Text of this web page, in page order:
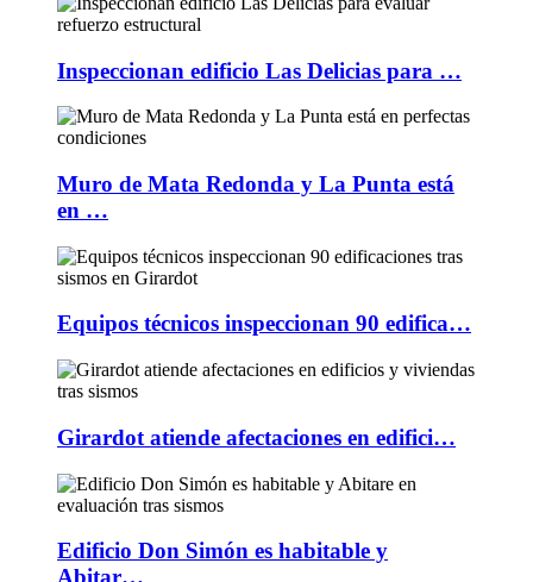
Inspeccionan edificio Las Delicias para …
Muro de Mata Redonda y La Punta está
en …
Equipos técnicos inspeccionan 90 edifica…
Girardot atiende afectaciones en edifici…
Edificio Don Simón es habitable y
Abitar…